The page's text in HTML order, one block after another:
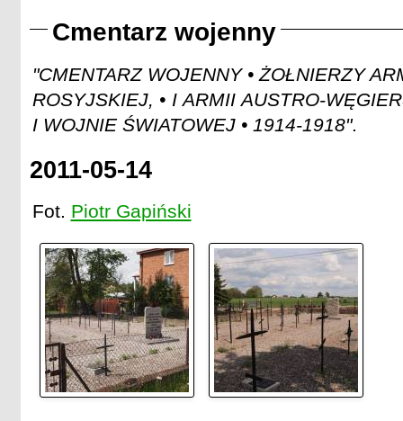
Cmentarz wojenny
"CMENTARZ WOJENNY • ŻOŁNIERZY
ROSYJSKIEJ, • I ARMII AUSTRO-
I WOJNIE ŚWIATOWEJ • 1914-1918".
2011-05-14
Fot. Piotr Gapiński